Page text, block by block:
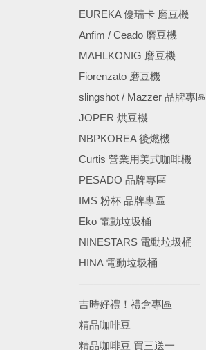
EUREKA 優瑞卡 磨豆機
Anfim / Ceado 磨豆機
MAHLKONIG 磨豆機
Fiorenzato 磨豆機
slingshot / Mazzer 品牌專區
JOPER 烘豆機
NBPKOREA 後燃機
Curtis 營業用美式咖啡機
PESADO 品牌專區
IMS 粉杯 品牌專區
Eko 電動垃圾桶
NINESTARS 電動垃圾桶
HINA 電動垃圾桶
────────────────
吉時好禮！禮盒專區
精品咖啡豆
精品咖啡豆 買三送一